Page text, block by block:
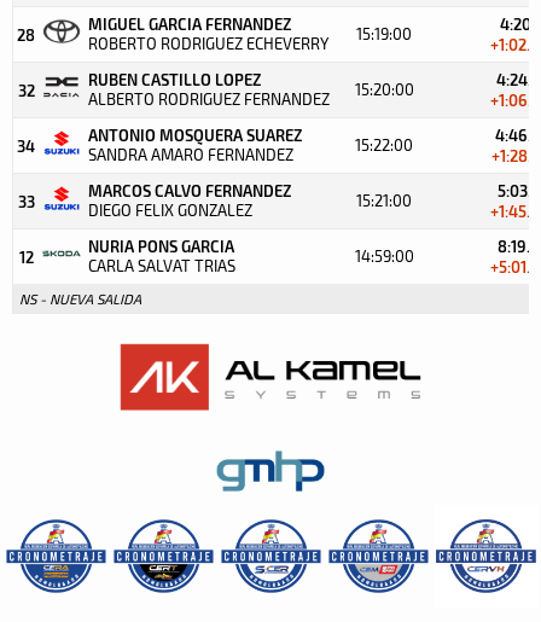
28
MIGUEL GARCIA FERNANDEZ
ROBERTO RODRIGUEZ ECHEVERRY 15:19:00
4:20.1
+1:02.0
32
RUBEN CASTILLO LOPEZ
ALBERTO RODRIGUEZ FERNANDEZ 15:20:00
4:24.3
+1:06.2
34
ANTONIO MOSQUERA SUAREZ
SANDRA AMARO FERNANDEZ 15:22:00
4:46.3
+1:28.2
33
MARCOS CALVO FERNANDEZ
DIEGO FELIX GONZALEZ 15:21:00
5:03.7
+1:45.6
12
NURIA PONS GARCIA
CARLA SALVAT TRIAS 14:59:00
8:19.9
+5:01.8
NS - NUEVA SALIDA